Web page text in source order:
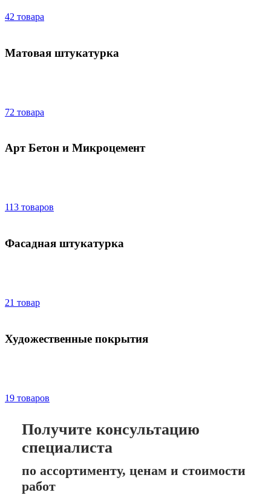
42 товара
Матовая штукатурка
72 товара
Арт Бетон и Микроцемент
113 товаров
Фасадная штукатурка
21 товар
Художественные покрытия
19 товаров
Получите консультацию
специалиста
по ассортименту, ценам и стоимости
работ